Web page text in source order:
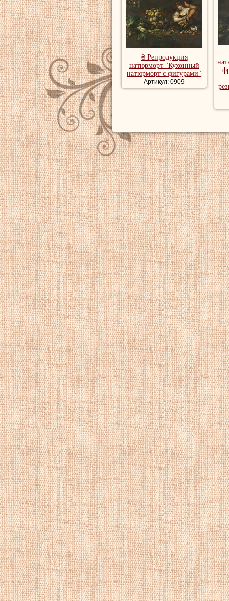
₴ Репродукция
натюрморт "Кухонный
натюрморт с фигурами"
Артикул: 0909